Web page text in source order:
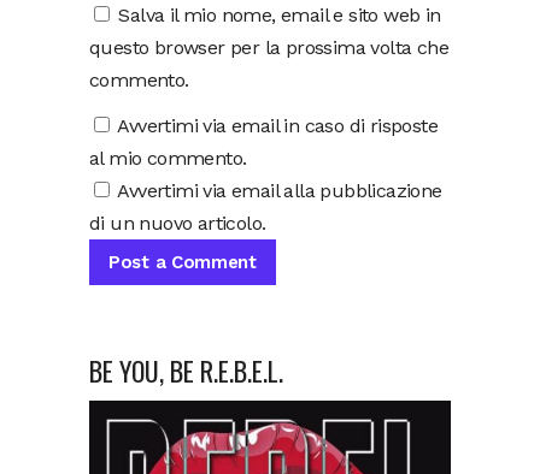
Salva il mio nome, email e sito web in
questo browser per la prossima volta che
commento.
Avvertimi via email in caso di risposte
al mio commento.
Avvertimi via email alla pubblicazione
di un nuovo articolo.
BE YOU, BE R.E.B.E.L.